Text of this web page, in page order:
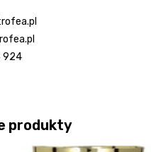
924
produkty